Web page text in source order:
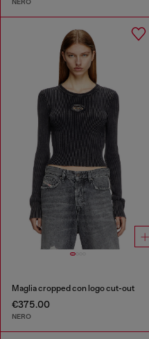
NERO
Maglia cropped con logo cut-out
€375.00
NERO